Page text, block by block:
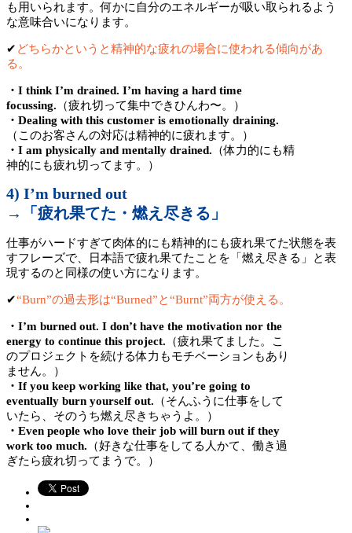
も用いられます。何かに自分のエネルギーが吸い取られるよう
な意味合いになります。
✔︎ どちらかというと精神的な疲れの場合に使われる傾向があ
る。
・I think I’m drained. I’m having a hard time
focussing. （疲れ切って集中できひんわ〜。）
・Dealing with this customer is emotionally draining.
（このお客さんの対応は精神的に疲れます。）
・I am physically and mentally drained. （体力的にも精
神的にも疲れ切ってます。）
4) I’m burned out
→「疲れ果てた・燃え尽きる」
仕事がハードすぎて肉体的にも精神的にも疲れ果てた状態を表
すフレーズで、日本語で疲れ果てたことを「燃え尽きる」と表
現するのと同様の使い方になります。
✔︎“Burn”の過去形は“Burned”と“Burnt”両方が使える。
・I’m burned out. I don’t have the motivation nor the
energy to continue this project. （疲れ果てました。こ
のプロジェクトを続ける体力もモチベーションもあり
ません。）
・If you keep working like that, you’re going to
eventually burn yourself out. （そんふうに仕事をして
いたら、そのうち燃え尽きちゃうよ。）
・Even people who love their job will burn out if they
work too much. （好きな仕事をしてる人かて、働き過
ぎたら疲れ切ってまうで。）